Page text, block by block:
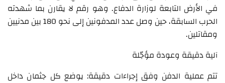
في الأرض التابعة لوزارة الدفاع. وهو رقم لا يقارن بما شهدته
الحرب السابقة، حين وصل عدد المدفونين إلى نحو 180 بين مدنيين
ومقاتلين.
آلية دقيقة وعودة مؤجّلة
تتم عملية الدفن وفق إجراءات دقيقة: يوضع كل جثمان داخل